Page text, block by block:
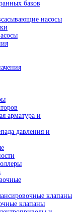
баков
насосы
арматура и
давления и
клапаны
клапаны